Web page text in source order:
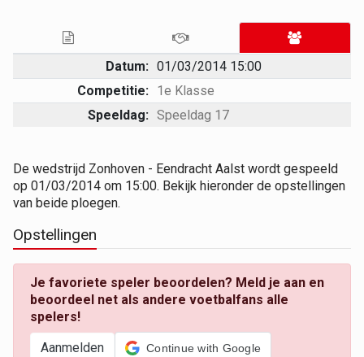
Datum: 01/03/2014 15:00
Competitie: 1e Klasse
Speeldag: Speeldag 17
De wedstrijd Zonhoven - Eendracht Aalst wordt gespeeld
op 01/03/2014 om 15:00. Bekijk hieronder de opstellingen
van beide ploegen.
Opstellingen
Je favoriete speler beoordelen? Meld je aan en
beoordeel net als andere voetbalfans alle
spelers!
Aanmelden
Continue with Google